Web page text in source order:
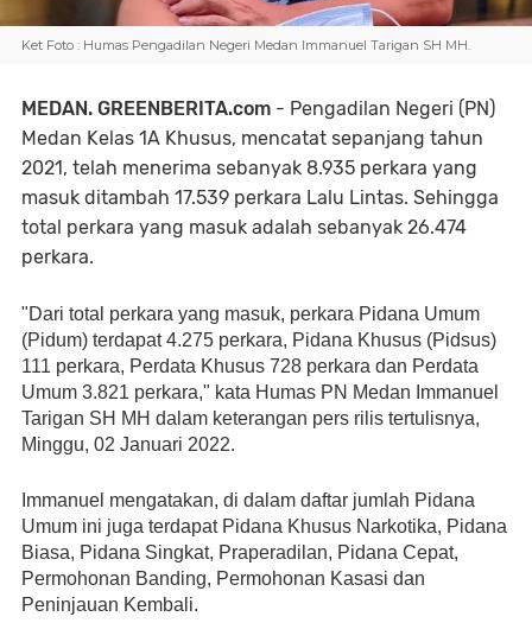
Ket Foto : Humas Pengadilan Negeri Medan Immanuel Tarigan SH MH.
MEDAN. GREENBERITA.com - Pengadilan Negeri (PN)
Medan Kelas 1A Khusus, mencatat sepanjang tahun
2021, telah menerima sebanyak 8.935 perkara yang
masuk ditambah 17.539 perkara Lalu Lintas. Sehingga
total perkara yang masuk adalah sebanyak 26.474
perkara.
"Dari total perkara yang masuk, perkara Pidana Umum
(Pidum) terdapat 4.275 perkara, Pidana Khusus (Pidsus)
111 perkara, Perdata Khusus 728 perkara dan Perdata
Umum 3.821 perkara," kata Humas PN Medan Immanuel
Tarigan SH MH dalam keterangan pers rilis tertulisnya,
Minggu, 02 Januari 2022.
Immanuel mengatakan, di dalam daftar jumlah Pidana
Umum ini juga terdapat Pidana Khusus Narkotika, Pidana
Biasa, Pidana Singkat, Praperadilan, Pidana Cepat,
Permohonan Banding, Permohonan Kasasi dan
Peninjauan Kembali.